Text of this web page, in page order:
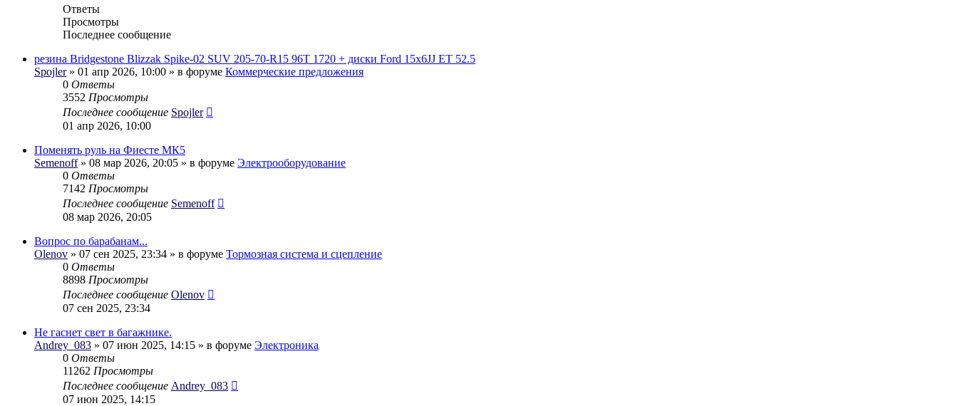
Ответы
Просмотры
Последнее сообщение
резина Bridgestone Blizzak Spike-02 SUV 205-70-R15 96T 1720 + диски Ford 15x6JJ ET 52.5
Spojler» 01 апр 2026, 10:00 » в форуме Коммерческие предложения
0 Ответы
3552 Просмотры
Последнее сообщение Spojler
01 апр 2026, 10:00
Поменять руль на Фиесте МК5
Semenoff» 08 мар 2026, 20:05 » в форуме Электрооборудование
0 Ответы
7142 Просмотры
Последнее сообщение Semenoff
08 мар 2026, 20:05
Вопрос по барабанам...
Olenov » 07 сен 2025, 23:34 » в форуме Тормозная система и сцепление
0 Ответы
8898 Просмотры
Последнее сообщение Olenov
07 сен 2025, 23:34
Не гаснет свет в багажнике.
Andrey_083 » 07 июн 2025, 14:15 » в форуме Электроника
0 Ответы
11262 Просмотры
Последнее сообщение Andrey_083
07 июн 2025, 14:15